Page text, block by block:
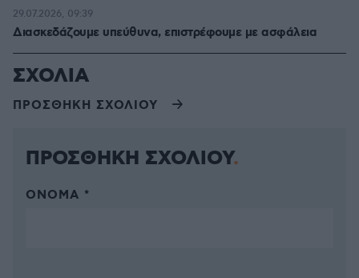
Διασκεδάζουμε υπεύθυνα, επιστρέφουμε με ασφάλεια
29.07.2026, 09:39
ΣΧΟΛΙΑ
ΠΡΟΣΘΗΚΗ ΣΧΟΛΙΟΥ
ΠΡΟΣΘΗΚΗ ΣΧΟΛΙΟΥ
ΌΝΟΜΑ *